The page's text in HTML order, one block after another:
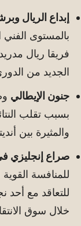
إبداع الريال
بالمستوى الفني
فريقا ريال
الجديد من
جنون الإيطالي
بسبب تقلب
والمثيرة بين
صراع إنجليزي
للمنافسة القوية
للتعاقد مع أحد
خلال سوق